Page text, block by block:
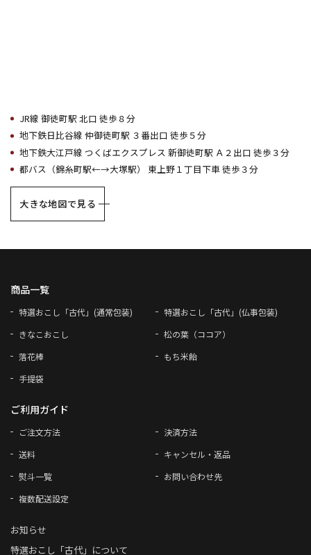
JR線 御徒町駅 北口 徒歩８分
地下鉄日比谷線 仲御徒町駅 ３番出口 徒歩５分
地下鉄大江戸線 つくばエクスプレス 新御徒町駅 Ａ２出口 徒歩３分
都バス（錦糸町駅←→大塚駅） 東上野１丁目下車 徒歩３分
大きな地図で見る
商品一覧
特選おこし「古代」(通常包装)
特選おこし「古代」(仏事包装)
きなこおこし
松の葉（ココア）
落花棒
もち米飴
手提袋
ご利用ガイド
ご注文方法
決済方法
送料
キャンセル・返品
熨斗一覧
お問い合わせ先
複数配送設定
お知らせ
特選おこし「古代」について